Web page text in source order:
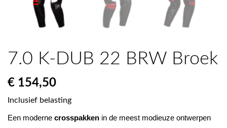
7.0 K-DUB 22 BRW Broek
€ 154,50
Inclusief belasting
Een moderne crosspakken in de meest modieuze ontwerpen